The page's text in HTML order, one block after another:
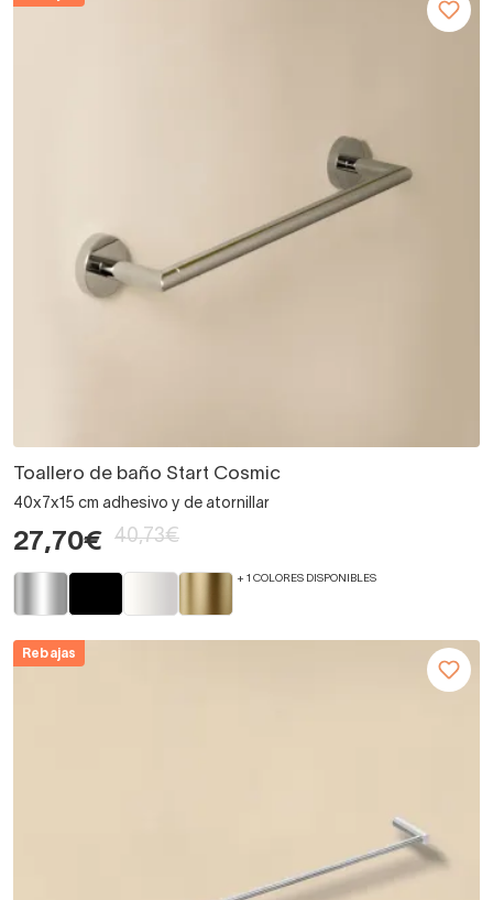
Toallero de baño Start Cosmic
40x7x15 cm adhesivo y de atornillar
27,70€ 40,73€
+ 1 COLORES DISPONIBLES
Rebajas